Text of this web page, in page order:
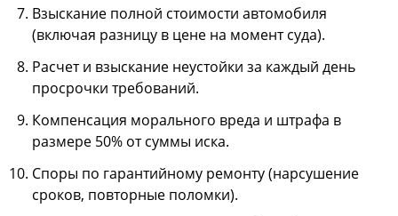
Взыскание полной стоимости автомобиля
(включая разницу в цене на момент суда).
Расчет и взыскание неустойки за каждый день
просрочки требований.
Компенсация морального вреда и штрафа в
размере 50% от суммы иска.
Споры по гарантийному ремонту (нарсушение
сроков, повторные поломки).